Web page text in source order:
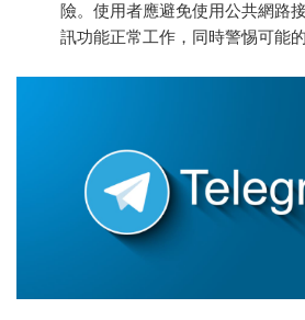
險。使用者應避免使用公共網路
訊功能正常工作，同時警惕可能的